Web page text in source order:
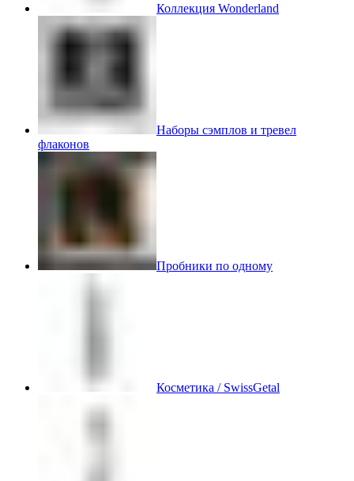
Коллекция Wonderland
Наборы сэмплов и тревел
флаконов
Пробники по одному
Косметика / SwissGetal